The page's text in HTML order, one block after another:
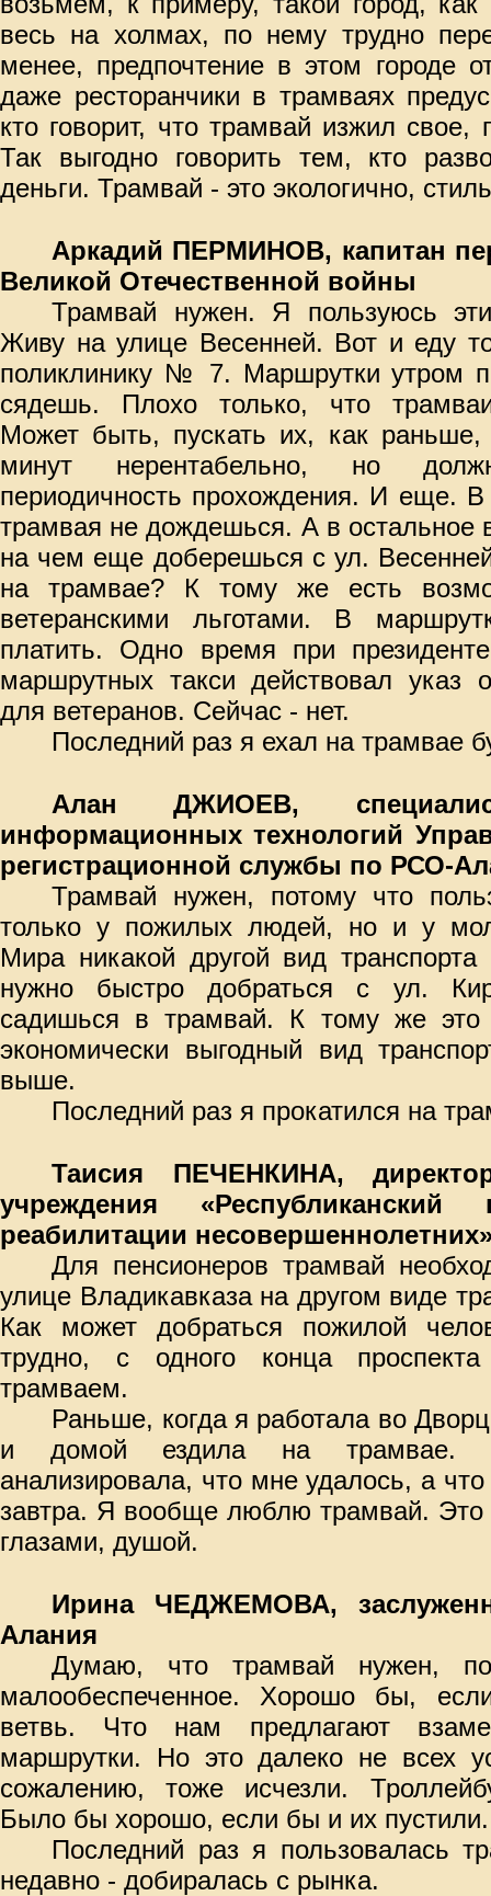
весь на холмах, по нему трудно
менее, предпочтение в этом городе
даже ресторанчики в трамваях
кто говорит, что трамвай изжил свое,
Так выгодно говорить тем, кто
деньги. Трамвай - это экологично,
Аркадий ПЕРМИНОВ, капитан
Великой Отечественной войны
Трамвай нужен. Я пользуюсь
Живу на улице Весенней. Вот и еду
поликлинику № 7. Маршрутки утром
сядешь. Плохо только, что
Может быть, пускать их, как
минут нерентабельно, но
периодичность прохождения. И еще.
трамвая не дождешься. А в остальное
на чем еще доберешься с ул.
на трамвае? К тому же есть
ветеранскими льготами. В
платить. Одно время при
маршрутных такси действовал указ
для ветеранов. Сейчас - нет.
Последний раз я ехал на трамвае
Алан ДЖИОЕВ,
информационных технологий
регистрационной службы по РСО-
Трамвай нужен, потому что
только у пожилых людей, но и у
Мира никакой другой вид
нужно быстро добраться с ул.
садишься в трамвай. К тому же это
экономически выгодный вид
выше.
Последний раз я прокатился на
Таисия ПЕЧЕНКИНА, директор
учреждения «Республиканский
реабилитации
Для пенсионеров трамвай
улице Владикавказа на другом виде
Как может добраться пожилой
трудно, с одного конца
трамваем.
Раньше, когда я работала во
и домой ездила на трамвае.
анализировала, что мне удалось, а
завтра. Я вообще люблю трамвай.
глазами, душой.
Ирина ЧЕДЖЕМОВА,
Алания
Думаю, что трамвай нужен,
малообеспеченное. Хорошо бы,
ветвь. Что нам предлагают
маршрутки. Но это далеко не всех
сожалению, тоже исчезли.
Было бы хорошо, если бы и их пустили.
Последний раз я пользовалась
недавно - добиралась с рынка.